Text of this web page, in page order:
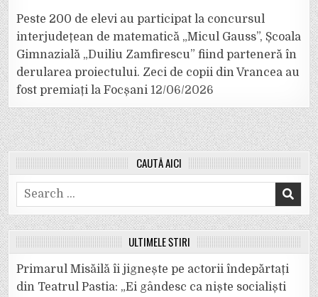
Peste 200 de elevi au participat la concursul
interjudețean de matematică „Micul Gauss”, Școala
Gimnazială „Duiliu Zamfirescu” fiind parteneră în
derularea proiectului. Zeci de copii din Vrancea au
fost premiați la Focșani 12/06/2026
CAUTĂ AICI
Search
for:
ULTIMELE ȘTIRI
Primarul Misăilă îi jignește pe actorii îndepărtați
din Teatrul Pastia: „Ei gândesc ca niște socialiști